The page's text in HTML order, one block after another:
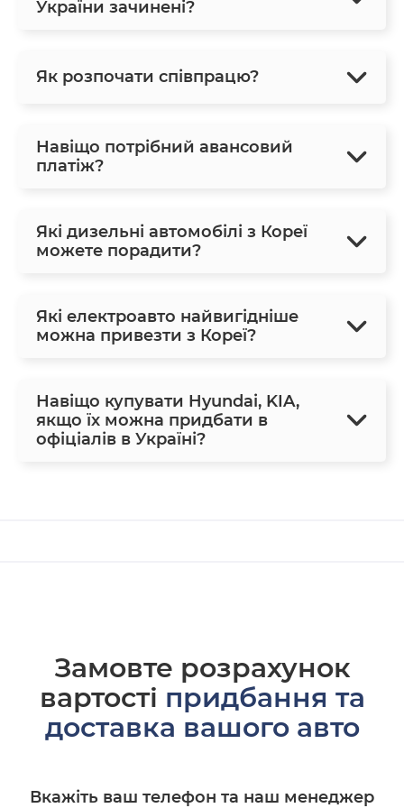
України зачинені?
Як розпочати співпрацю?
Навіщо потрібний авансовий
платіж?
Які дизельні автомобілі з Кореї
можете порадити?
Які електроавто найвигідніше
можна привезти з Кореї?
Навіщо купувати Hyundai, KIA,
якщо їх можна придбати в
офіціалів в Україні?
Замовте розрахунок
вартості придбання та
доставка вашого авто
Вкажіть ваш телефон та наш менеджер